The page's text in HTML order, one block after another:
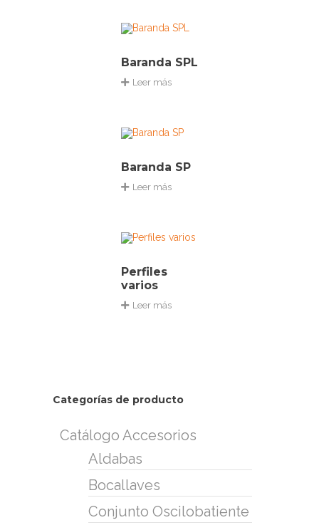
Baranda SPL
Leer más
Baranda SP
Leer más
Perfiles
varios
Leer más
Categorías de producto
Catálogo Accesorios
Aldabas
Bocallaves
Conjunto Oscilobatiente